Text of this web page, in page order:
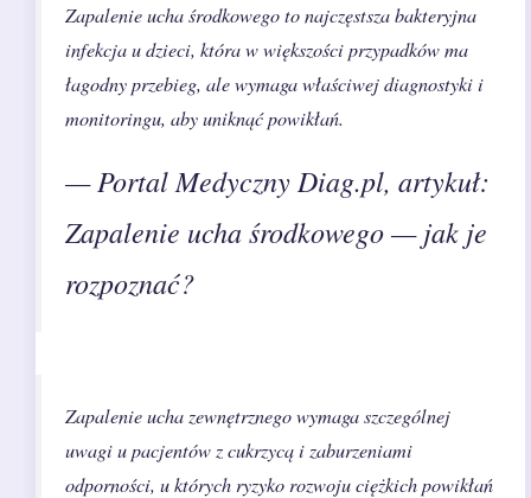
Zapalenie ucha środkowego to najczęstsza bakteryjna
infekcja u dzieci, która w większości przypadków ma
łagodny przebieg, ale wymaga właściwej diagnostyki i
monitoringu, aby uniknąć powikłań.
— Portal Medyczny Diag.pl, artykuł:
Zapalenie ucha środkowego — jak je
rozpoznać?
Zapalenie ucha zewnętrznego wymaga szczególnej
uwagi u pacjentów z cukrzycą i zaburzeniami
odporności, u których ryzyko rozwoju ciężkich powikłań